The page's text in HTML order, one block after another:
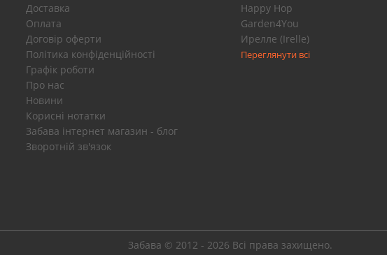
Доставка
Оплата
Договір оферти
Політика конфіденційності
Графік роботи
Про нас
Новини
Корисні нотатки
Забава інтернет магазин - блог
Зворотній зв'язок
Happy Hop
Garden4You
Ирелле (Irelle)
Переглянути всі
Забава © 2012 - 2026 Всі права захищено.